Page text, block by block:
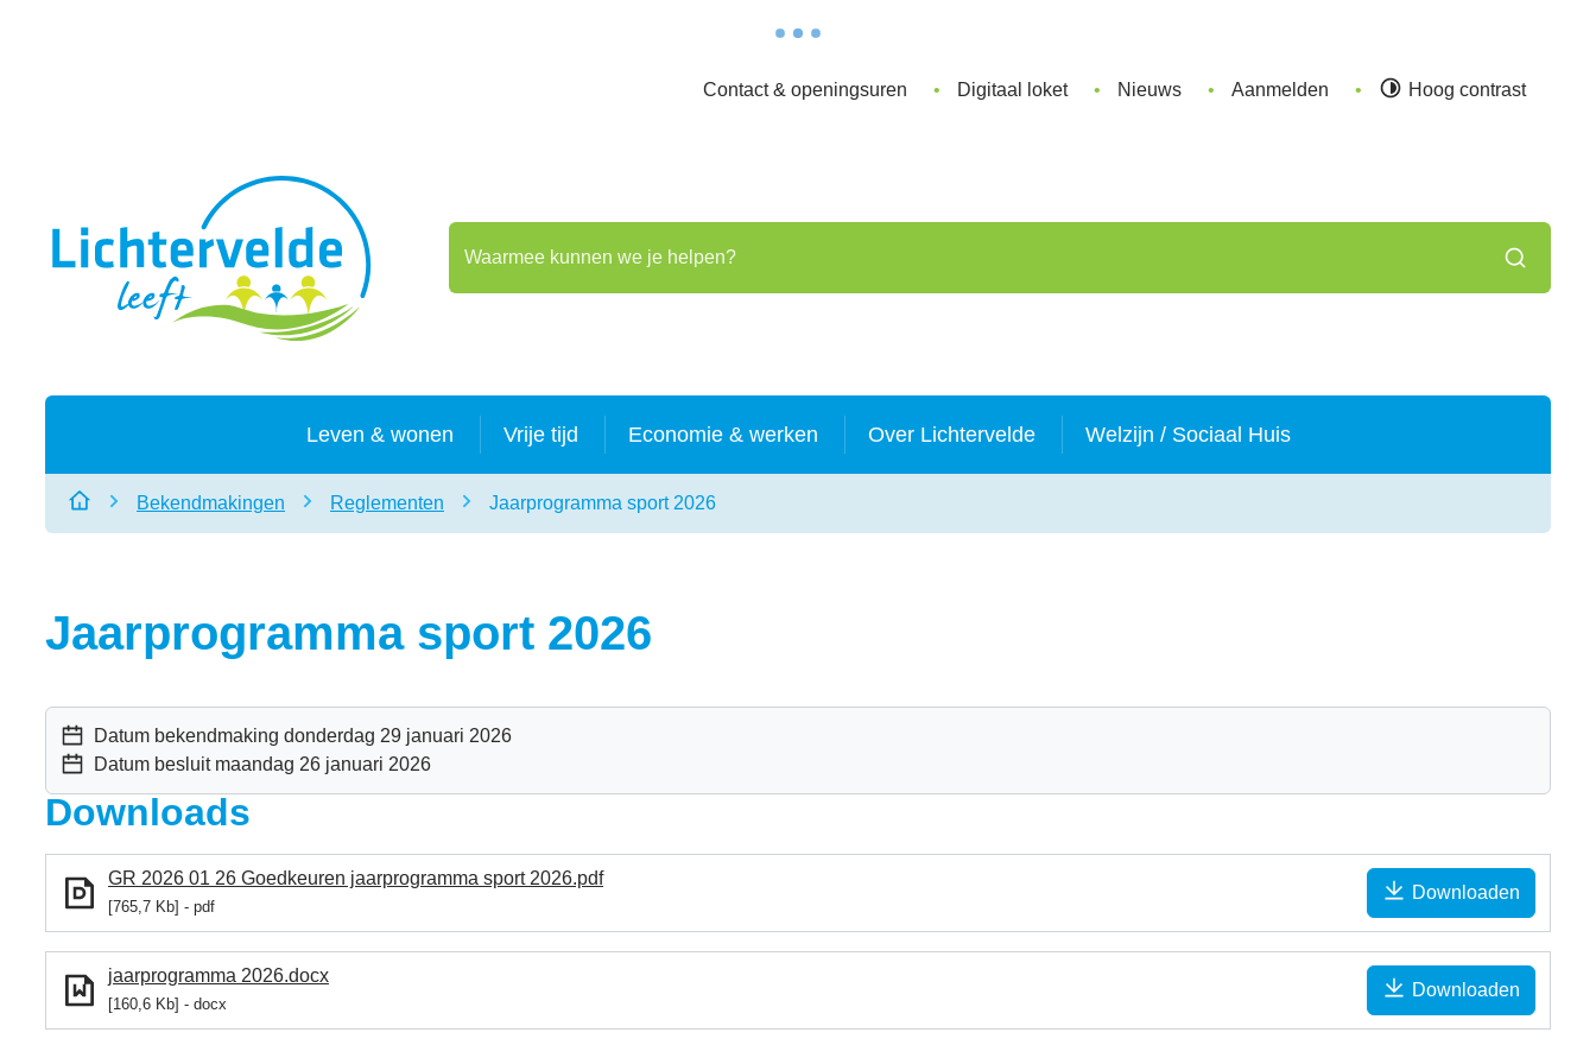
Contact & openingsuren Digitaal loket Nieuws Aanmelden Hoog contrast
Waarmee kunnen we je helpen?
Zoeken
Leven & wonen Vrije tijd Economie & werken Over Lichtervelde Welzijn / Sociaal Huis
Startpagina
Bekendmakingen Reglementen Jaarprogramma sport 2026
Jaarprogramma sport 2026
Datum bekendmaking donderdag 29 januari 2026
Datum besluitmaandag 26 januari 2026
Downloads
GR 2026 01 26 Goedkeuren jaarprogramma sport 2026.pdf
765,7 Kb pdf
Downloaden
jaarprogramma 2026.docx
160,6 Kb docx
Downloaden